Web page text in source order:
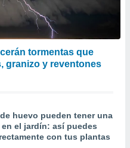
tormentas que
granizo y reventones
huevo pueden tener una
el jardín: así puedes
con tus plantas